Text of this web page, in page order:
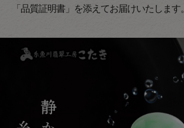
「品質証明書」を添えてお届けいたします。